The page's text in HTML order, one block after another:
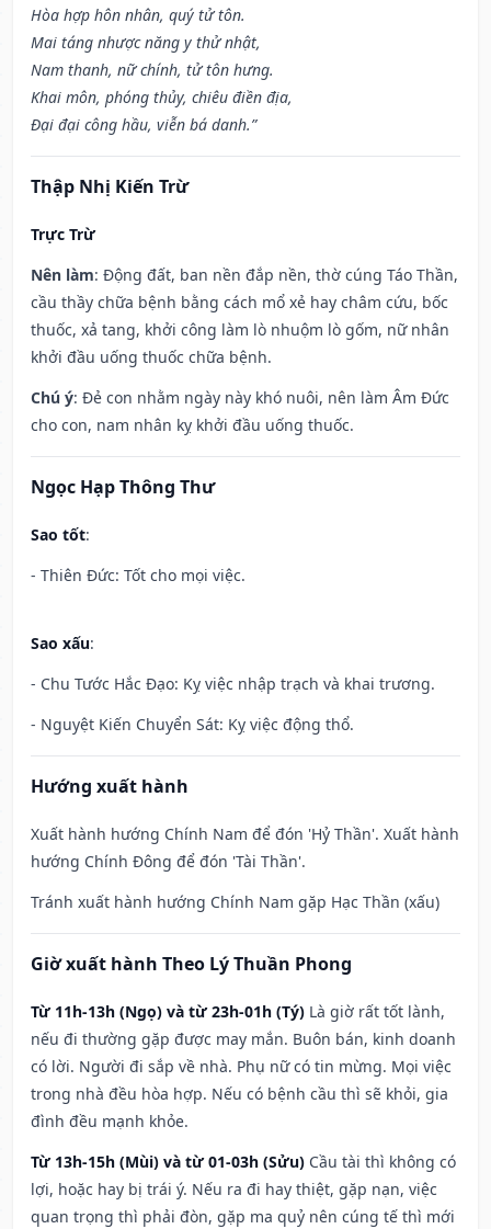
Hòa hợp hôn nhân, quý tử tôn.
Mai táng nhược năng y thử nhật,
Nam thanh, nữ chính, tử tôn hưng.
Khai môn, phóng thủy, chiêu điền địa,
Đại đại công hầu, viễn bá danh.”
Thập Nhị Kiến Trừ
Trực Trừ
Nên làm: Động đất, ban nền đắp nền, thờ cúng Táo Thần,
cầu thầy chữa bệnh bằng cách mổ xẻ hay châm cứu, bốc
thuốc, xả tang, khởi công làm lò nhuộm lò gốm, nữ nhân
khởi đầu uống thuốc chữa bệnh.
Chú ý: Đẻ con nhằm ngày này khó nuôi, nên làm Âm Đức
cho con, nam nhân kỵ khởi đầu uống thuốc.
Ngọc Hạp Thông Thư
Sao tốt:
- Thiên Đức: Tốt cho mọi việc.
Sao xấu:
- Chu Tước Hắc Đạo: Kỵ việc nhập trạch và khai trương.
- Nguyệt Kiến Chuyển Sát: Kỵ việc động thổ.
Hướng xuất hành
Xuất hành hướng Chính Nam để đón 'Hỷ Thần'. Xuất hành
hướng Chính Đông để đón 'Tài Thần'.
Tránh xuất hành hướng Chính Nam gặp Hạc Thần (xấu)
Giờ xuất hành Theo Lý Thuần Phong
Từ 11h-13h (Ngọ) và từ 23h-01h (Tý) Là giờ rất tốt lành,
nếu đi thường gặp được may mắn. Buôn bán, kinh doanh
có lời. Người đi sắp về nhà. Phụ nữ có tin mừng. Mọi việc
trong nhà đều hòa hợp. Nếu có bệnh cầu thì sẽ khỏi, gia
đình đều mạnh khỏe.
Từ 13h-15h (Mùi) và từ 01-03h (Sửu) Cầu tài thì không có
lợi, hoặc hay bị trái ý. Nếu ra đi hay thiệt, gặp nạn, việc
quan trọng thì phải đòn, gặp ma quỷ nên cúng tế thì mới